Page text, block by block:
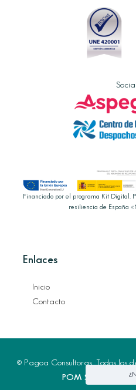
Financiado por el programa Kit Digital.
resiliencia de España
Enlaces
Inicio
Contacto
© Pagoa Consultoras. Todos los
POM Standard
.